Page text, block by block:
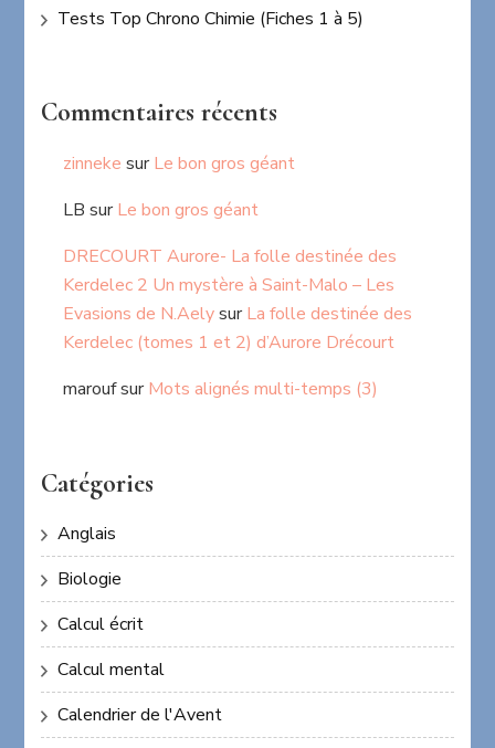
Tests Top Chrono Chimie (Fiches 1 à 5)
Commentaires récents
zinneke surLe bon gros géant
LB surLe bon gros géant
DRECOURT Aurore- La folle destinée des
Kerdelec 2 Un mystère à Saint-Malo – Les
Evasions de N.AelysurLa folle destinée des
Kerdelec (tomes 1 et 2) d’Aurore Drécourt
maroufsurMots alignés multi-temps (3)
Catégories
Anglais
Biologie
Calcul écrit
Calcul mental
Calendrier de l'Avent